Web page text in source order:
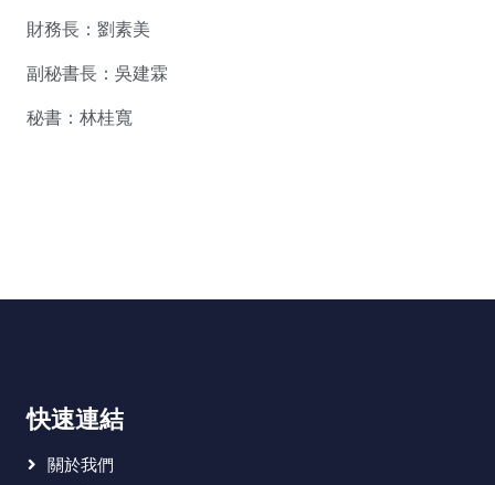
財務長：劉素美
副秘書長：吳建霖
秘書：林桂寬
快速連結
關於我們